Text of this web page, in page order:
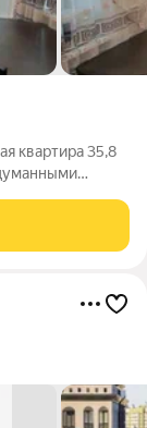
квартира 35,8